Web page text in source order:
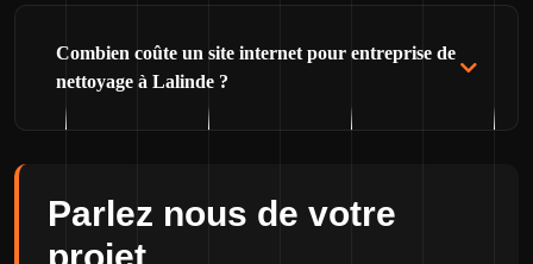
Combien coûte un site internet pour entreprise de
nettoyage à Lalinde ?
Parlez nous de votre